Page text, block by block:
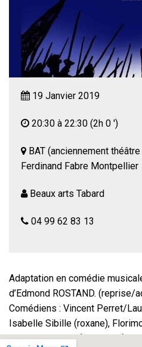
19 Janvier 2019
20:30 à 22:30 (2h 0 ')
BAT (anciennement
Ferdinand Fabre Montpellier
Beaux arts Tabard
04 99 62 83 13
Adaptation en comédie
d’Edmond ROSTAND. (reprise/
Comédiens : Vincent Perret/
Isabelle Sibille (roxane),
Frederic Lephay (de guiche),